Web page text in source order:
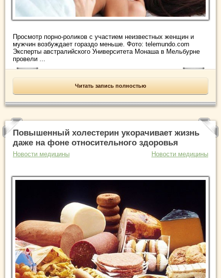
Просмотр порно-роликов с участием неизвестных женщин и
мужчин возбуждает гораздо меньше. Фото: telemundo.com
Эксперты австралийского Университета Монаша в Мельбурне
провели ...
Читать запись полностью
Повышенный холестерин укорачивает жизнь
даже на фоне относительного здоровья
Новости медицины Новости медицины